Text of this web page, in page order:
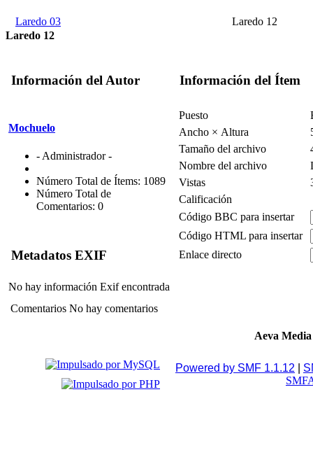
Laredo 03
Laredo 12
Laredo 12
Información del Autor Información del Ítem
Mochuelo
- Administrador -
Número Total de Ítems: 1089
Número Total de
Comentarios: 0
Puesto
Ancho × Altura
Tamaño del archivo
Nombre del archivo
Vistas
Calificación
Código BBC para insertar
Código HTML para insertar
Enlace directo
Metadatos EXIF
No hay información Exif encontrada
Comentarios No hay comentarios
Aeva Media
Powered by SMF 1.1.12